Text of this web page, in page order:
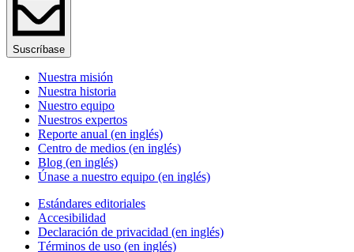
Suscríbase
Nuestra misión
Nuestra historia
Nuestro equipo
Nuestros expertos
Reporte anual (en inglés)
Centro de medios (en inglés)
Blog (en inglés)
Únase a nuestro equipo (en inglés)
Estándares editoriales
Accesibilidad
Declaración de privacidad (en inglés)
Términos de uso (en inglés)